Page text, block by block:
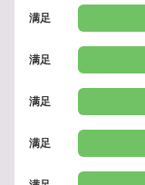
满足
满足
满足
满足